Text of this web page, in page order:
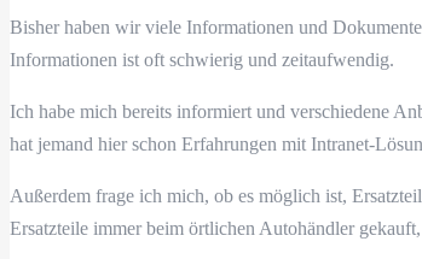
Bisher haben wir viele Informationen und
Informationen ist oft schwierig und zeitaufwendig.
Ich habe mich bereits informiert und verschiedene
hat jemand hier schon Erfahrungen mit Intranet-
Außerdem frage ich mich, ob es möglich ist,
Ersatzteile immer beim örtlichen Autohändler